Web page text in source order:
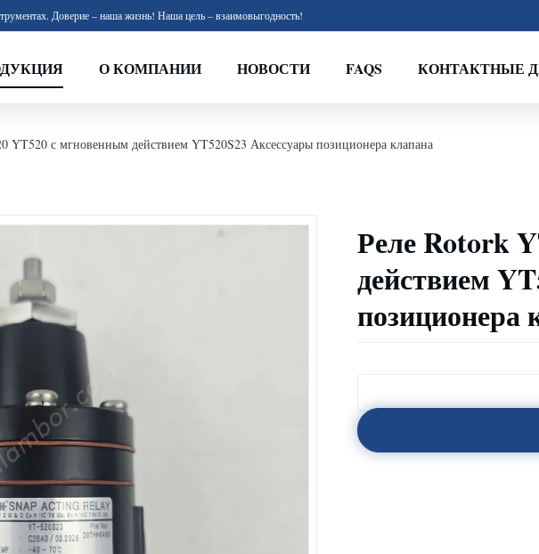
Доверие – наша жизнь! Наша цель – взаимовыгодность!
О КОМПАНИИ НОВОСТИ FAQS КОНТАКТНЫЕ
YT520 с мгновенным действием YT520S23 Аксессуары позиционера клапана
Реле Rotork
действием
позиционера